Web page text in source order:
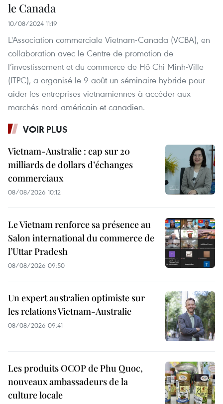
le Canada
10/08/2024 11:19
L'Association commerciale Vietnam-Canada (VCBA), en
collaboration avec le Centre de promotion de
l’investissement et du commerce de Hô Chi Minh-Ville
(ITPC), a organisé le 9 août un séminaire hybride pour
aider les entreprises vietnamiennes à accéder aux
marchés nord-américain et canadien.
VOIR PLUS
Vietnam-Australie : cap sur 20
milliards de dollars d’échanges
commerciaux
08/08/2026 10:12
Le Vietnam renforce sa présence au
Salon international du commerce de
l’Uttar Pradesh
08/08/2026 09:50
Un expert australien optimiste sur
les relations Vietnam-Australie
08/08/2026 09:41
Les produits OCOP de Phu Quoc,
nouveaux ambassadeurs de la
culture locale